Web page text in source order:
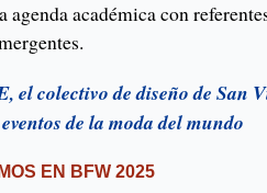
agenda académica con
el colectivo de diseño de San
de la moda del mundo
EN BFW 2025